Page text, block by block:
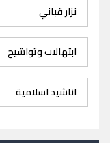
نزار قباني
ابتهالات وتواشيح
اناشيد اسلامية